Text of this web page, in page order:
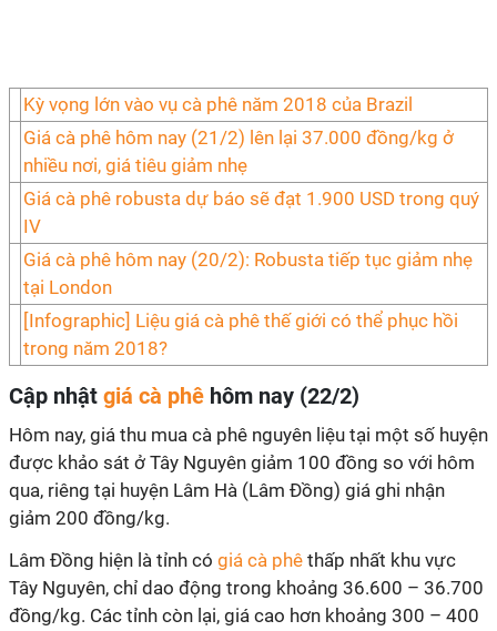
Kỳ vọng lớn vào vụ cà phê năm 2018 của Brazil
Giá cà phê hôm nay (21/2) lên lại 37.000 đồng/kg ở
nhiều nơi, giá tiêu giảm nhẹ
Giá cà phê robusta dự báo sẽ đạt 1.900 USD trong quý
IV
Giá cà phê hôm nay (20/2): Robusta tiếp tục giảm nhẹ
tại London
[Infographic] Liệu giá cà phê thế giới có thể phục hồi
trong năm 2018?
Cập nhật giá cà phê hôm nay (22/2)
Hôm nay, giá thu mua cà phê nguyên liệu tại một số huyện
được khảo sát ở Tây Nguyên giảm 100 đồng so với hôm
qua, riêng tại huyện Lâm Hà (Lâm Đồng) giá ghi nhận
giảm 200 đồng/kg.
Lâm Đồng hiện là tỉnh có giá cà phê thấp nhất khu vực
Tây Nguyên, chỉ dao động trong khoảng 36.600 – 36.700
đồng/kg. Các tỉnh còn lại, giá cao hơn khoảng 300 – 400